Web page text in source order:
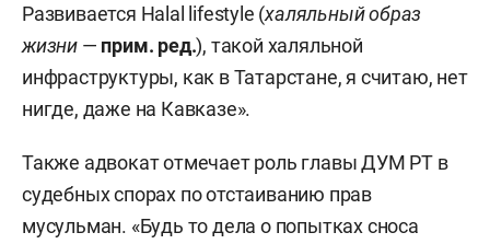
Развивается Halal lifestyle (халяльный образ
жизни — прим. ред.), такой халяльной
инфраструктуры, как в Татарстане, я считаю, нет
нигде, даже на Кавказе».
Также адвокат отмечает роль главы ДУМ РТ в
судебных спорах по отстаиванию прав
мусульман. «Будь то дела о попытках сноса